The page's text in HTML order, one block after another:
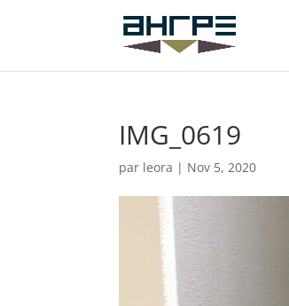
IMG_0619
par leora | Nov 5, 2020